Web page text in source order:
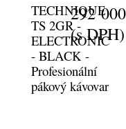
TECHNIQUE
TS 2GR -
ELECTRONIC
- BLACK -
Profesionální
pákový kávovar
292
(s DPH)